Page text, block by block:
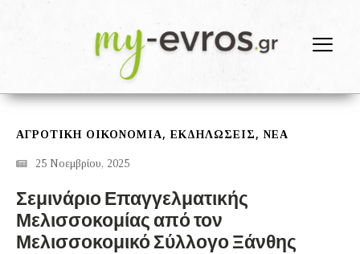
ΑΓΡΟΤΙΚΗ ΟΙΚΟΝΟΜΙΑ,ΕΚΔΗΛΩΣΕΙΣ , ΝΕΑ
25 Νοεμβρίου, 2025
Σεμινάριο Επαγγελματικής
Μελισσοκομίας από τον
Μελισσοκομικό Σύλλογο Ξάνθης